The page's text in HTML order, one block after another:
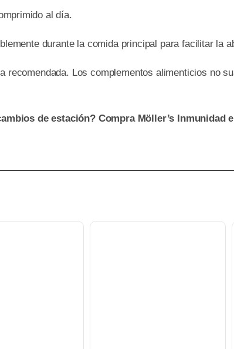
al día.
durante la comida principal para facilitar la
recomendada. Los complementos alimenticios no
de estación? Compra Möller’s Inmunidad